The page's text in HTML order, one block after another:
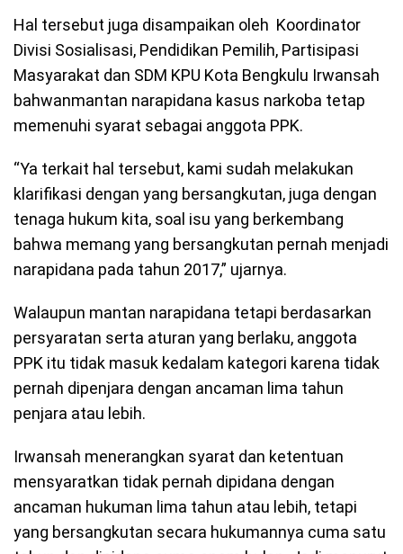
Hal tersebut juga disampaikan oleh Koordinator
Divisi Sosialisasi, Pendidikan Pemilih, Partisipasi
Masyarakat dan SDM KPU Kota Bengkulu Irwansah
bahwanmantan narapidana kasus narkoba tetap
memenuhi syarat sebagai anggota PPK.
“Ya terkait hal tersebut, kami sudah melakukan
klarifikasi dengan yang bersangkutan, juga dengan
tenaga hukum kita, soal isu yang berkembang
bahwa memang yang bersangkutan pernah menjadi
narapidana pada tahun 2017,” ujarnya.
Walaupun mantan narapidana tetapi berdasarkan
persyaratan serta aturan yang berlaku, anggota
PPK itu tidak masuk kedalam kategori karena tidak
pernah dipenjara dengan ancaman lima tahun
penjara atau lebih.
Irwansah menerangkan syarat dan ketentuan
mensyaratkan tidak pernah dipidana dengan
ancaman hukuman lima tahun atau lebih, tetapi
yang bersangkutan secara hukumannya cuma satu